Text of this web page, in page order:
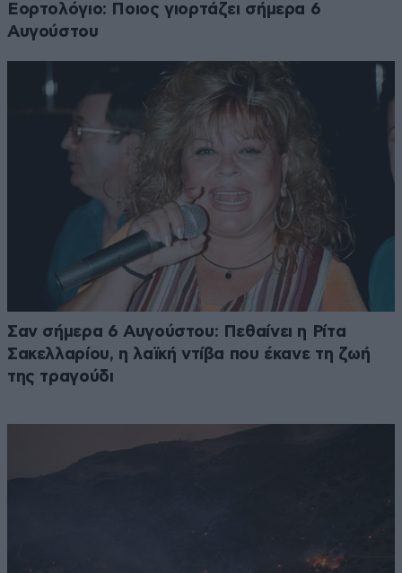
Εορτολόγιο: Ποιος γιορτάζει σήμερα 6
Αυγούστου
Σαν σήμερα 6 Αυγούστου: Πεθαίνει η Ρίτα
Σακελλαρίου, η λαϊκή ντίβα που έκανε τη ζωή
της τραγούδι